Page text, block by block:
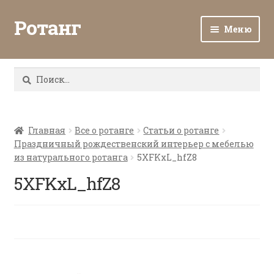
Ротанг Меню
Каталог
Все о ротанге
Ротанг оптом
Найти:
Главная Все о ротанге
Статьи о ротанге
Праздничный рождественский интерьер с мебелью
из натурального ротанга
5XFKxL_hfZ8
5XFKxL_hfZ8